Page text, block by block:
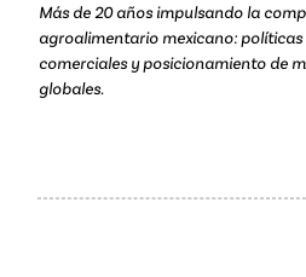
Más de 20 años impulsando la
agroalimentario mexicano:
comerciales y posicionamiento de
globales.